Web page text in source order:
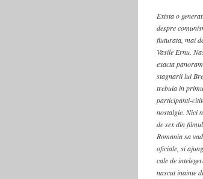
Exista o
despre
fluturata, mai
Vasile Ernu.
exacta
stagnarii lui
trebuia in
participanti-
nostalgie. Nici
de sex din
Romania sa
oficiale, si
cale de
nascut inainte